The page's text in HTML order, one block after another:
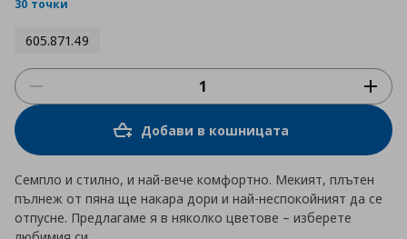
30 точки
605.871.49
Добави в кошницата
Семпло и стилно, и най-вече комфортно. Мекият, плътен
пълнеж от пяна ще накара дори и най-неспокойният да се
отпусне. Предлагаме я в няколко цветове – изберете